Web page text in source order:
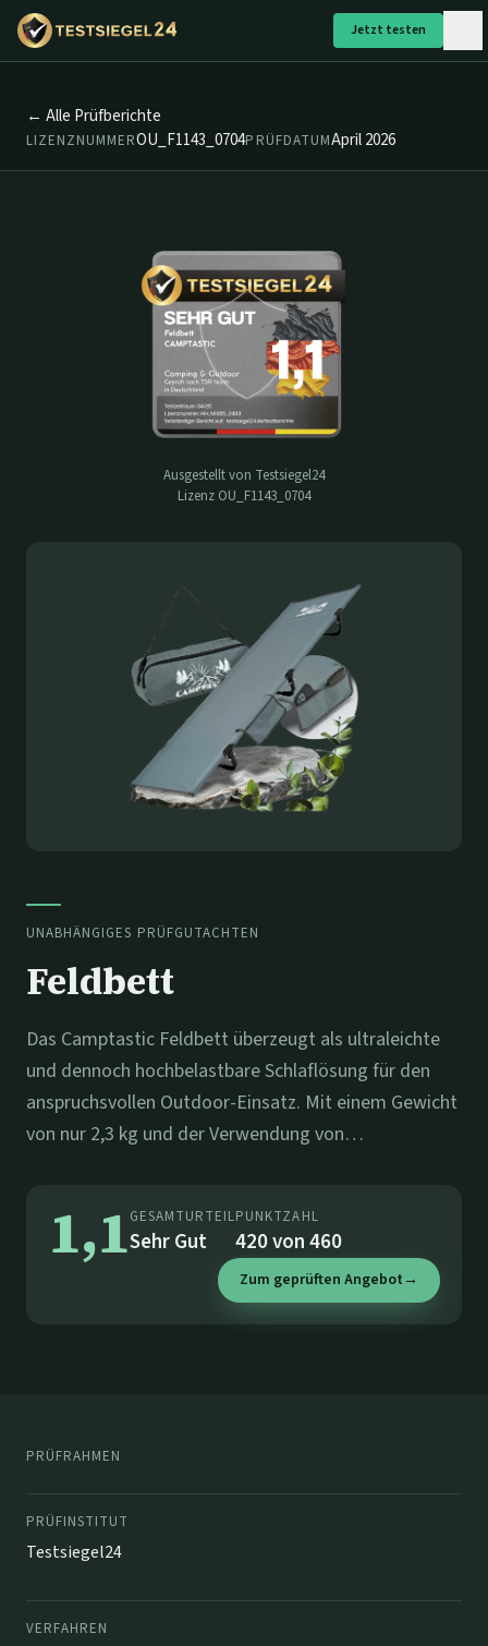
Jetzt testen
← Alle Prüfberichte
LIZENZNUMMEROU_F1143_0704PRÜFDATUMApril 2026
Ausgestellt von Testsiegel24
Lizenz OU_F1143_0704
UNABHÄNGIGES PRÜFGUTACHTEN
Feldbett
Das Camptastic Feldbett überzeugt als ultraleichte
und dennoch hochbelastbare Schlaflösung für den
anspruchsvollen Outdoor-Einsatz. Mit einem Gewicht
von nur 2,3 kg und der Verwendung von
1,1GESAMTURTEIL
Sehr Gut
PUNKTZAHL
420von460
Zum geprüften Angebot→
PRÜFRAHMEN
PRÜFINSTITUT
Testsiegel24
VERFAHREN